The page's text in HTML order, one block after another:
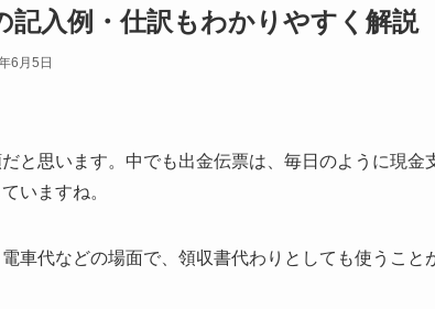
記入例・仕訳もわかりやすく解説
6月5日
と思います。中でも出金伝票は、毎日のように現金
いますね。
車代などの場面で、領収書代わりとしても使うこと